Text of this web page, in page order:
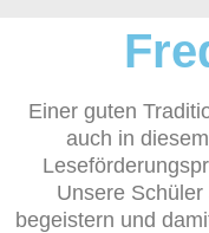
Einer guten
auch in
Unsere
begeistern und